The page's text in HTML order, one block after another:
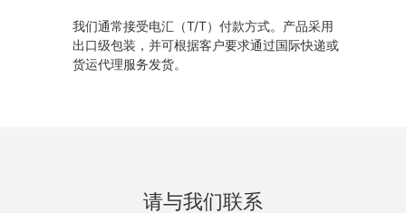
我们通常接受电汇（T/T）付款方式。产品采用
出口级包装，并可根据客户要求通过国际快递或
货运代理服务发货。
请与我们联系